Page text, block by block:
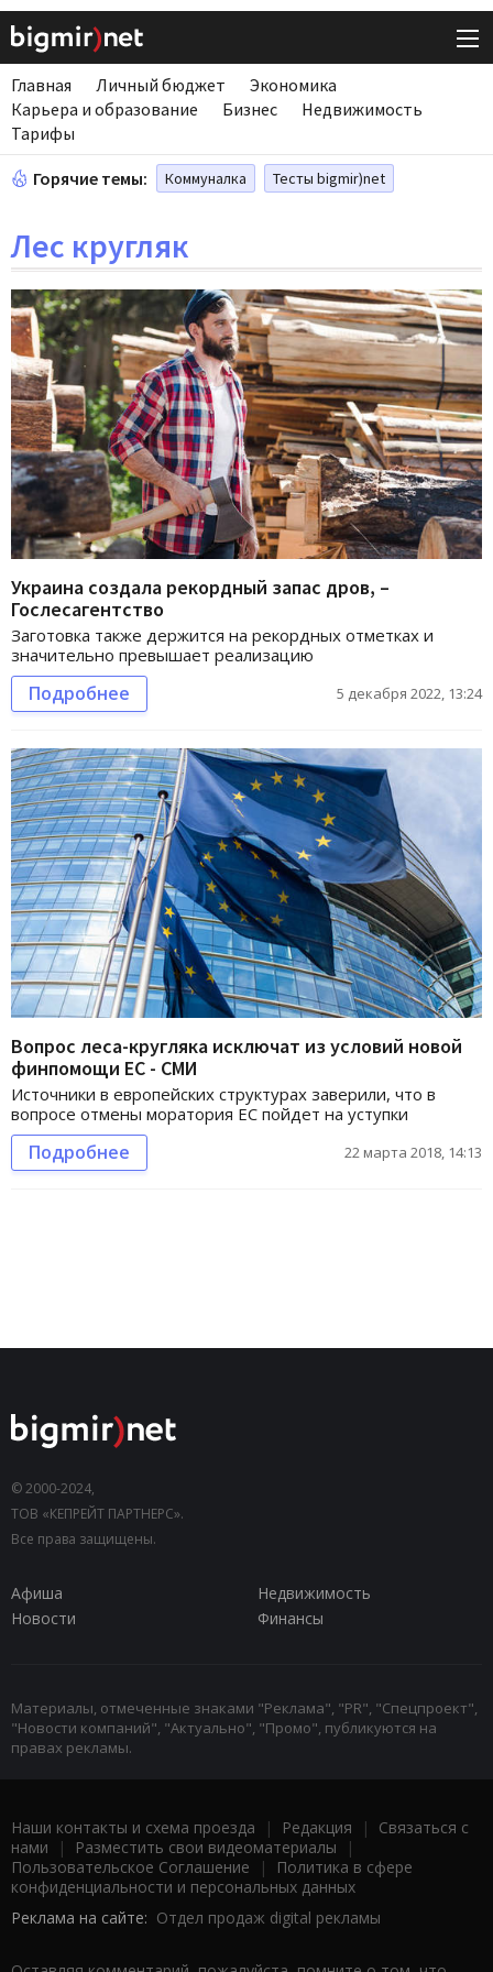
Главная Личный бюджет
Экономика
Карьера и образование
Бизнес
Недвижимость
Тарифы
Горячие темы: Коммуналка Тесты bigmir)net
Лес кругляк
Украина создала рекордный запас дров, –
Гослесагентство
Заготовка также держится на рекордных отметках и
значительно превышает реализацию
Подробнее 5 декабря 2022, 13:24
Вопрос леса-кругляка исключат из условий новой
финпомощи ЕС - СМИ
Источники в европейских структурах заверили, что в
вопросе отмены моратория ЕС пойдет на уступки
Подробнее 22 марта 2018, 14:13
© 2000-2024,
ТОВ «КЕПРЕЙТ ПАРТНЕРС».
Все права защищены.
Афиша
Недвижимость
Новости
Финансы
Материалы, отмеченные знаками "Реклама", "PR", "Спецпроект",
"Новости компаний", "Актуально", "Промо", публикуются на
правах рекламы.
Наши контакты и схема проезда | Редакция | Связаться с
нами | Разместить свои видеоматериалы |
Пользовательское Соглашение |
Политика в сфере
конфиденциальности и персональных данных
Реклама на сайте: Отдел продаж digital рекламы